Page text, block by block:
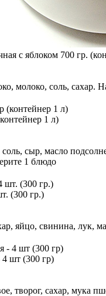
с яблоком 700 гр.
молоко, соль, сахар.
1 л)
сыр, масло
1 блюдо
(300 гр.)
яйцо, свинина, лук,
4 шт (300 гр)
творог, сахар, мука